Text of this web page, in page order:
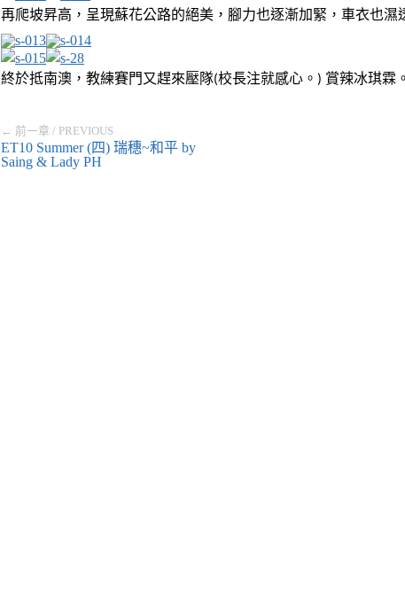
再爬坡昇高，呈現蘇花公路的絕美，腳力也逐漸加緊，車衣也濕
終於抵南澳，教練賽門又趕來壓隊(校長注就感心。 ) 賞辣冰琪霖。
← 前一章 / PREVIOUS
ET10 Summer(四) 瑞穗~和平 by
Saing & Lady PH